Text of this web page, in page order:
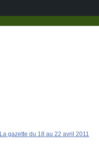
La gazette du 18 au 22 avril 2011